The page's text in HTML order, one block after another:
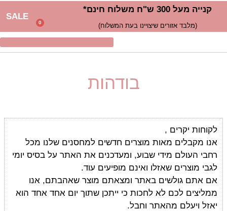
קנייה מעל 300 ש"ח משלוח חינם*
(מלבד אזורים שיצויינו בעת המשלוח) 0
SALE
בודהות
לקוחות יקרים ,
אנו מקבלים מאות מוצרים חדשים למחסנים שלנו מכל
רחבי העולם מידי שבוע, ומעדכנים את האתר על בסיס יומי
לגבי מוצרים שאזלו ואינם מופיעים עוד.
אם אתם גולשים באתר ומצאתם מוצר שאהבתם, אנו
ממליצים לכם לא לחכות כי ייתכן שתוך יום אחד אחד הוא
יאזל ויעלם מהאתר וחבל.